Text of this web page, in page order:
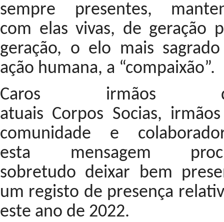
sempre presentes,
com elas vivas, de geração
geração, o elo mais
ação humana, a “compaixão”.
Caros irmãos
atuais Corpos Socias,
comunidade e
esta mensagem
sobretudo deixar bem
um registo de presença
este ano de 2022.